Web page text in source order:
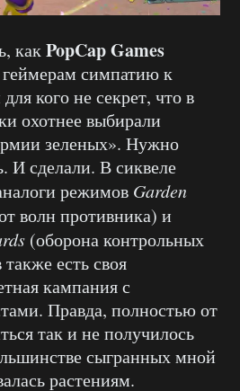
какPopCap Games
геймерам симпатию к
кого не секрет, что в
охотнее выбирали
зеленых». Нужно
И сделали. В сиквеле
режимов Garden
волн противника) и
(оборона контрольных
есть своя
кампания с
Правда, полностью от
так и не получилось
сыгранных мной
растениям.